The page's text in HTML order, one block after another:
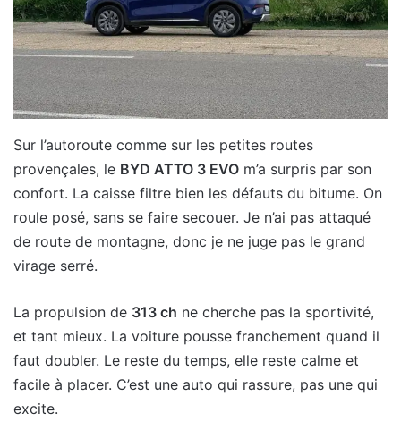
Sur l’autoroute comme sur les petites routes
provençales, le BYD ATTO 3 EVO m’a surpris par son
confort. La caisse filtre bien les défauts du bitume. On
roule posé, sans se faire secouer. Je n’ai pas attaqué
de route de montagne, donc je ne juge pas le grand
virage serré.
La propulsion de 313 ch ne cherche pas la sportivité,
et tant mieux. La voiture pousse franchement quand il
faut doubler. Le reste du temps, elle reste calme et
facile à placer. C’est une auto qui rassure, pas une qui
excite.